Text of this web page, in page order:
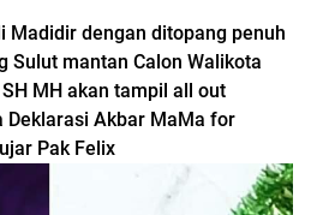
Madidir dengan ditopang penuh
Sulut mantan Calon Walikota
MH akan tampil all out
Deklarasi Akbar MaMa for
Pak Felix